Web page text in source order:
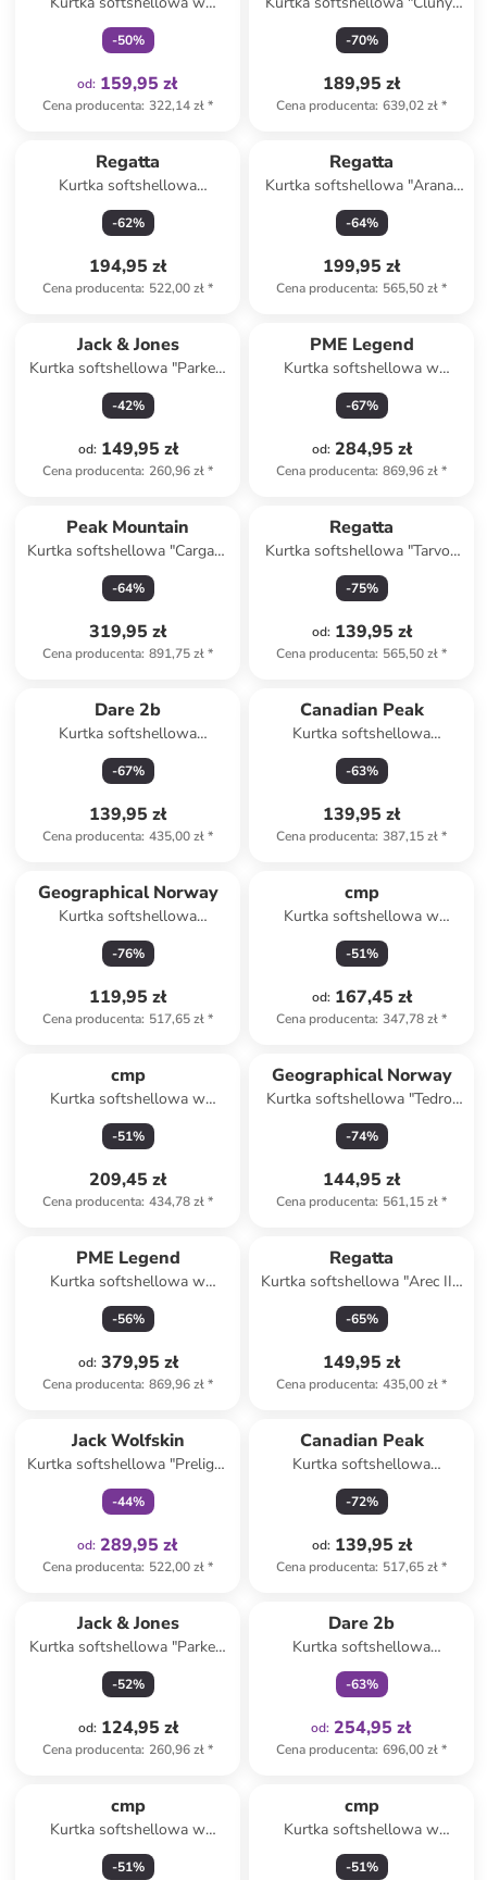
kolorze khaki
-50%
od: 159,95 zł
Cena producenta: 322,14 zł*
w kolorze granatowym
-70%
189,95 zł
Cena producenta: 639,02 zł*
Regatta
Kurtka softshellowa
"Tredmoor" w kolorze
granatowym
-62%
194,95 zł
Cena producenta: 522,00 zł*
Regatta
Kurtka softshellowa "Arana"
w kolorze czarnym
-64%
199,95 zł
Cena producenta: 565,50 zł*
Jack & Jones
Kurtka softshellowa "Parker"
w kolorze beżowym
-42%
od: 149,95 zł
Cena producenta: 260,96 zł*
PME Legend
Kurtka softshellowa w
kolorze czarnym
-67%
od: 284,95 zł
Cena producenta: 869,96 zł*
Peak Mountain
Kurtka softshellowa "Cargan"
w kolorze czarnym
-64%
319,95 zł
Cena producenta: 891,75 zł*
Regatta
Kurtka softshellowa "Tarvos
VII" w kolorze czarnym
-75%
od: 139,95 zł
Cena producenta: 565,50 zł*
Dare 2b
Kurtka softshellowa
"Lattitudina lIII" w kolorze
czarnym
-67%
139,95 zł
Cena producenta: 435,00 zł*
Canadian Peak
Kurtka softshellowa
"Teskeakho" w kolorze szarym
-63%
139,95 zł
Cena producenta: 387,15 zł*
Geographical Norway
Kurtka softshellowa
"Tamigoglass" w kolorze
czarnym
-76%
119,95 zł
Cena producenta: 517,65 zł*
cmp
Kurtka softshellowa w
kolorze czarnym
-51%
od: 167,45 zł
Cena producenta: 347,78 zł*
cmp
Kurtka softshellowa w
kolorze czarnym
-51%
209,45 zł
Cena producenta: 434,78 zł*
Geographical Norway
Kurtka softshellowa "Tedro"
w kolorze oliwkowo-
pomarańczowym
-74%
144,95 zł
Cena producenta: 561,15 zł*
PME Legend
Kurtka softshellowa w
kolorze khaki
-56%
od: 379,95 zł
Cena producenta: 869,96 zł*
Regatta
Kurtka softshellowa "Arec III"
w kolorze czarnym
-65%
149,95 zł
Cena producenta: 435,00 zł*
Jack Wolfskin
Kurtka softshellowa "Prelight
Stride" w kolorze czarnym
-44%
od: 289,95 zł
Cena producenta: 522,00 zł*
Canadian Peak
Kurtka softshellowa
"Tenniseak" w kolorze khaki
-72%
od: 139,95 zł
Cena producenta: 517,65 zł*
Jack & Jones
Kurtka softshellowa "Parker"
w kolorze granatowym
-52%
od: 124,95 zł
Cena producenta: 260,96 zł*
Dare 2b
Kurtka softshellowa
"Mountaineer" w kolorze khaki
-63%
od: 254,95 zł
Cena producenta: 696,00 zł*
cmp
Kurtka softshellowa w
kolorze granatowym
-51%
cmp
Kurtka softshellowa w
kolorze niebieskim
-51%